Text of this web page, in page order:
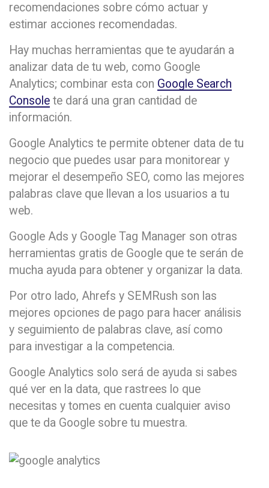
recomendaciones sobre cómo actuar y
estimar acciones recomendadas.
Hay muchas herramientas que te ayudarán a
analizar data de tu web, como Google
Analytics; combinar esta con Google Search
Console te dará una gran cantidad de
información.
Google Analytics te permite obtener data de tu
negocio que puedes usar para monitorear y
mejorar el desempeño SEO, como las mejores
palabras clave que llevan a los usuarios a tu
web.
Google Ads y Google Tag Manager son otras
herramientas gratis de Google que te serán de
mucha ayuda para obtener y organizar la data.
Por otro lado, Ahrefs y SEMRush son las
mejores opciones de pago para hacer análisis
y seguimiento de palabras clave, así como
para investigar a la competencia.
Google Analytics solo será de ayuda si sabes
qué ver en la data, que rastrees lo que
necesitas y tomes en cuenta cualquier aviso
que te da Google sobre tu muestra.